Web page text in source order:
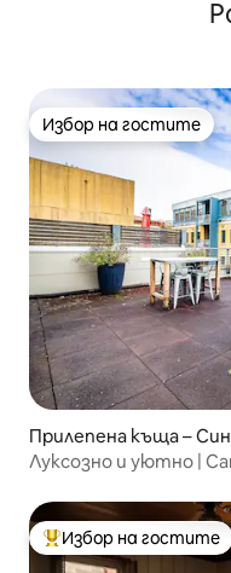
Избор на гостите
Избор на гостите
Прилепена къща –
Луксозно и уютно |
Най-популярен
Избор на гостите